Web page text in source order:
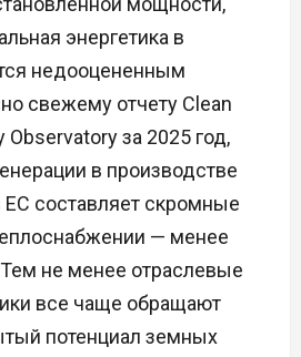
энергетика в
недооцененным
свежему отчету Clean
Observatory за 2025 год,
в производстве
ЕС составляет скромные
— менее
не менее отраслевые
все чаще обращают
потенциал земных